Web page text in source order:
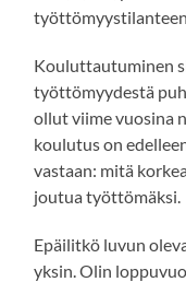
Kouluttautuminen
työttömyydestä
ollut viime vuosina
koulutus on
vastaan: mitä
joutua työttömäksi.
Epäilitkö luvun
yksin. Olin